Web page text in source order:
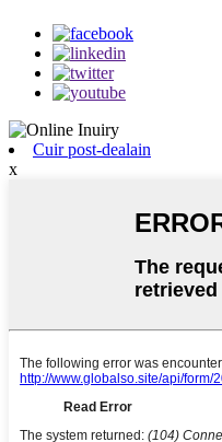
Cuir post-dealain
x